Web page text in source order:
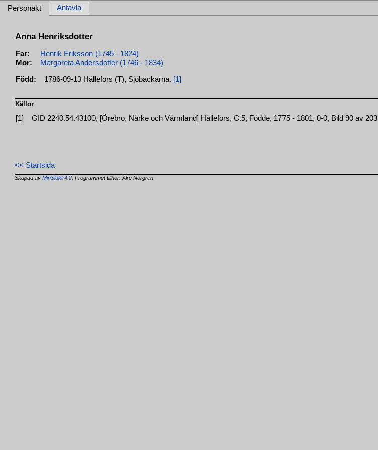
Personakt Antavla
Anna Henriksdotter
Far:
Henrik Eriksson (1745 - 1824)
Mor:
Margareta Andersdotter (1746 - 1834)
Född: 1786-09-13 Hällefors (T), Sjöbackarna. [1]
Källor
[1] GID 2240.54.43100, [Örebro, Närke och Värmland] Hällefors, C.5, Födde, 1775 - 1801, 0-0, Bild 90 av 203
<< Startsida
Skapad avMinSläkt 4.2 , Programmet tillhör: Åke Norgren